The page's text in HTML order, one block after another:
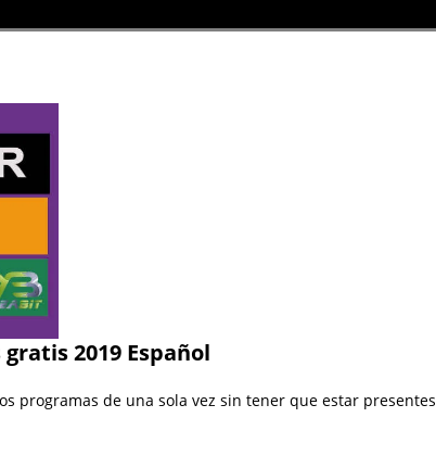
2019 Español
programas de una sola vez sin tener que estar presentes